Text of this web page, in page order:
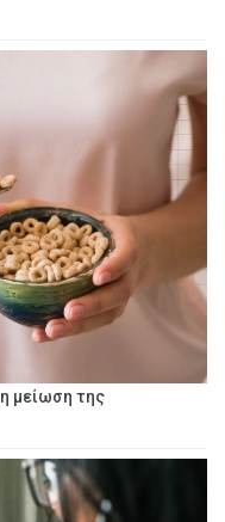
μείωση της